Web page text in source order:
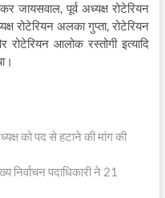
जायसवाल, पूर्व अध्यक्ष रोटेरियन
रोटेरियन अलका गुप्ता, रोटेरियन
आलोक रस्तोगी इत्यादि
को पद से हटाने की मांग की
पदाधिकारी ने 21